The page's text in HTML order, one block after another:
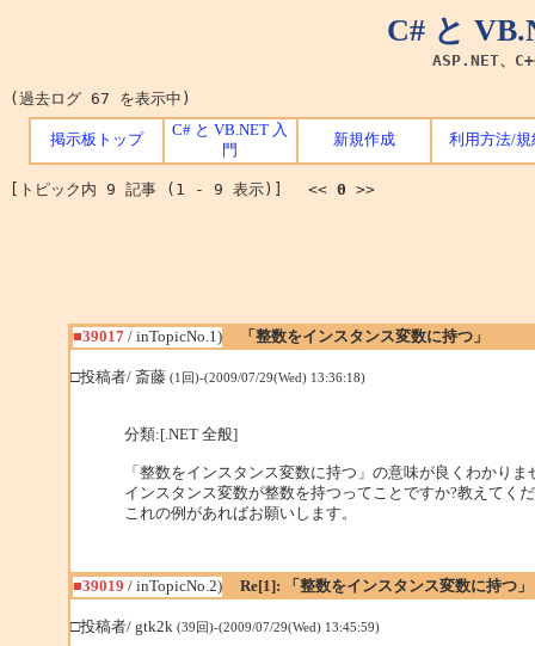
C# と
ASP.NET、
(過去ログ 67 を表示中)
掲示板トップ
C# と VB.NET 入
門
新規作成 利用方法/規
[トピック内 9 記事 (1 - 9 表示)] << 0 >>
■39017/ inTopicNo.1) 「整数をインスタンス変数に持つ」
□投稿者/ 斎藤 (1回)-(2009/07/29(Wed) 13:36:18)
分類:[.NET 全般]
「整数をインスタンス変数に持つ」の意味が良くわかりま
インスタンス変数が整数を持つってことですか?教えてく
これの例があればお願いします。
■39019 / inTopicNo.2) Re[1]: 「整数をインスタンス変数に持つ」
□投稿者/ gtk2k (39回)-(2009/07/29(Wed) 13:45:59)